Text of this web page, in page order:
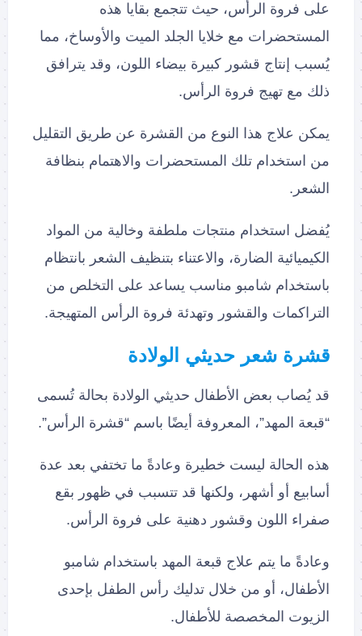
على فروة الرأس، حيث تتجمع بقايا هذه
المستحضرات مع خلايا الجلد الميت والأوساخ، مما
يُسبب إنتاج قشور كبيرة بيضاء اللون، وقد يترافق
ذلك مع تهيج فروة الرأس.
يمكن علاج هذا النوع من القشرة عن طريق التقليل
من استخدام تلك المستحضرات والاهتمام بنظافة
الشعر.
يُفضل استخدام منتجات ملطفة وخالية من المواد
الكيميائية الضارة، والاعتناء بتنظيف الشعر بانتظام
باستخدام شامبو مناسب يساعد على التخلص من
التراكمات والقشور وتهدئة فروة الرأس المتهيجة.
قشرة شعر حديثي الولادة
قد يُصاب بعض الأطفال حديثي الولادة بحالة تُسمى
“قبعة المهد”، المعروفة أيضًا باسم “قشرة الرأس”.
هذه الحالة ليست خطيرة وعادةً ما تختفي بعد عدة
أسابيع أو أشهر، ولكنها قد تتسبب في ظهور بقع
صفراء اللون وقشور دهنية على فروة الرأس.
وعادةً ما يتم علاج قبعة المهد باستخدام شامبو
الأطفال، أو من خلال تدليك رأس الطفل بإحدى
الزيوت المخصصة للأطفال.